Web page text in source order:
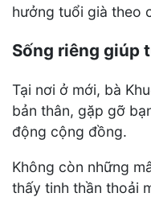
hưởng tuổi già theo
Sống riêng giúp
Tại nơi ở mới, bà
bản thân, gặp gỡ
động cộng đồng.
Không còn những
thấy tinh thần thoải